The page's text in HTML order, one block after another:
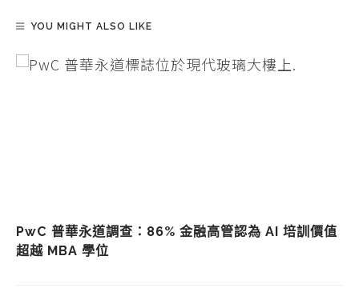
YOU MIGHT ALSO LIKE
PwC 普華永道調查：86% 金融高管認為 AI 培訓價值
超越 MBA 學位